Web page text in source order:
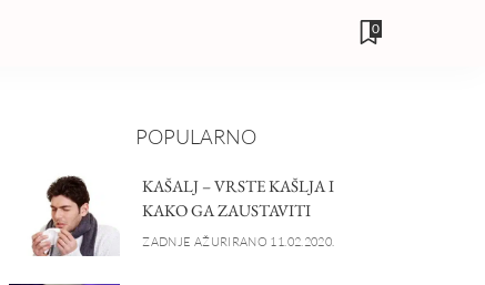
0
POPULARNO
KAŠALJ – VRSTE KAŠLJA I
KAKO GA ZAUSTAVITI
ZADNJE AŽURIRANO 11.02.2020.